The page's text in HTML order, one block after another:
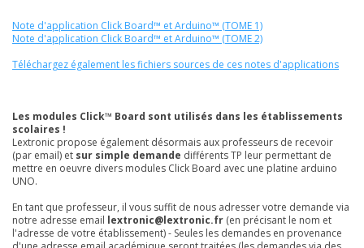
Note d'application Click Board™ et Arduino™ (TOME 1)
Note d'application Click Board™ et Arduino™ (TOME 2)
Téléchargez également les fichiers sources de ces notes d'applications
Les modules Click™ Board sont utilisés dans les établissements
scolaires !
Lextronic propose également désormais aux professeurs de recevoir
(par email) et sur simple demande différents TP leur permettant de
mettre en oeuvre divers modules Click Board avec une platine arduino
UNO.
En tant que professeur, il vous suffit de nous adresser votre demande via
notre adresse email lextronic@lextronic.fr (en précisant le nom et
l'adresse de votre établissement) - Seules les demandes en provenance